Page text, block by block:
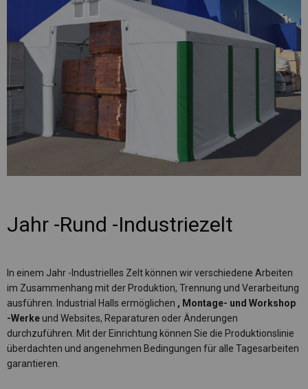
Jahr -Rund -Industriezelt
In einem Jahr -Industrielles Zelt können wir verschiedene Arbeiten
im Zusammenhang mit der Produktion, Trennung und Verarbeitung
ausführen. Industrial Halls ermöglichen , Montage- und Workshop
-Werkeund Websites, Reparaturen oder Änderungen
durchzuführen. Mit der Einrichtung können Sie die Produktionslinie
überdachten und angenehmen Bedingungen für alle Tagesarbeiten
garantieren.